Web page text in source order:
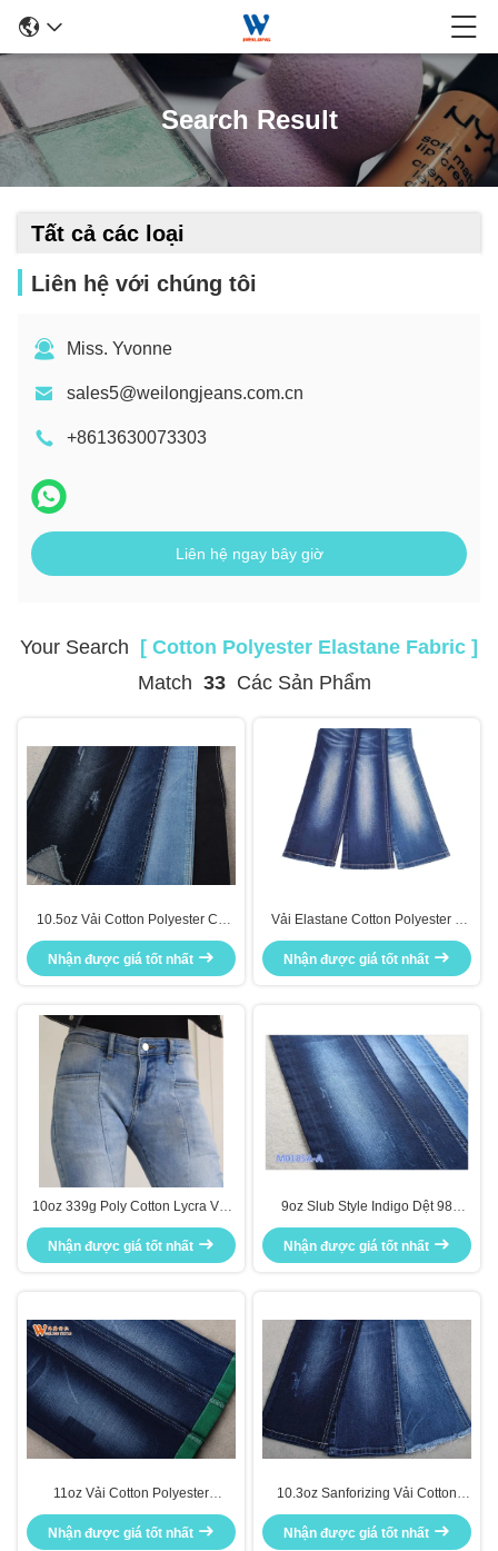
Search Result
Tất cả các loại
Liên hệ với chúng tôi
Miss. Yvonne
sales5@weilongjeans.com.cn
+8613630073303
Liên hệ ngay bây giờ
Your Search [ Cotton Polyester Elastane Fabric ]
Match 33 Các Sản Phẩm
10.5oz Vải Cotton Polyester Co
giãn 70 Ctn 25.5 Poly 2 Spx
Nhận được giá tốt nhất
Vải Elastane Cotton Polyester 9
Oz
Nhận được giá tốt nhất
10oz 339g Poly Cotton Lycra Vải
Cotton Polyester Elastane Vải cho
quần jean nữ
Nhận được giá tốt nhất
9oz Slub Style Indigo Dệt 98
Cotton 2 Vải Elastane Chất liệu
jean denim
Nhận được giá tốt nhất
11oz Vải Cotton Polyester
Spandex Denim
Nhận được giá tốt nhất
10.3oz Sanforizing Vải Cotton
Polyester Polyester Màu xanh
đậm
Nhận được giá tốt nhất